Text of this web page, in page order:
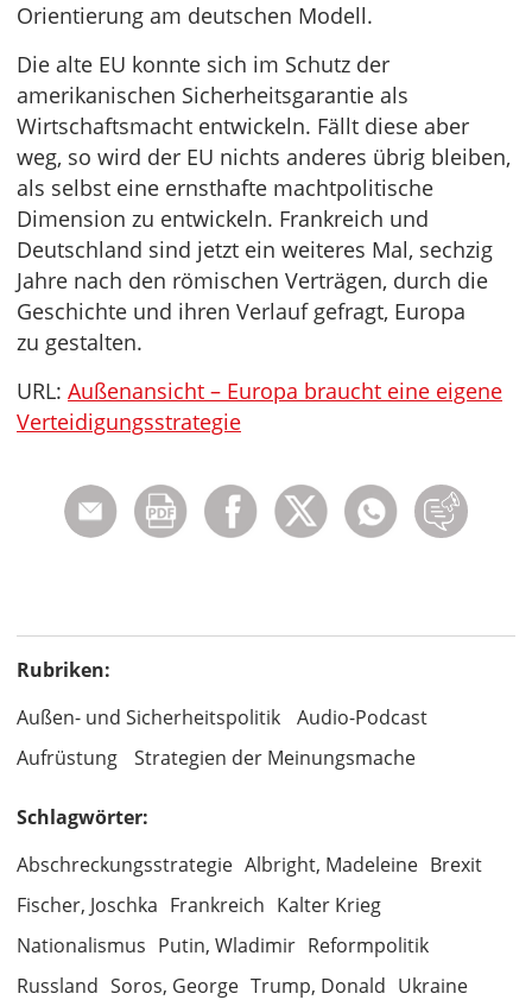
Orientierung am deutschen Modell.
Die alte EU konnte sich im Schutz der
amerikanischen Sicherheitsgarantie als
Wirtschaftsmacht entwickeln. Fällt diese aber
weg, so wird der EU nichts anderes übrig bleiben,
als selbst eine ernsthafte machtpolitische
Dimension zu entwickeln. Frankreich und
Deutschland sind jetzt ein weiteres Mal, sechzig
Jahre nach den römischen Verträgen, durch die
Geschichte und ihren Verlauf gefragt, Europa
zu gestalten.
URL: Außenansicht – Europa braucht eine eigene
Verteidigungsstrategie
Rubriken:
Außen- und Sicherheitspolitik
Audio-Podcast
Aufrüstung
Strategien der Meinungsmache
Schlagwörter:
Abschreckungsstrategie Albright, Madeleine Brexit
Fischer, Joschka Frankreich Kalter Krieg
Nationalismus Putin, Wladimir Reformpolitik
Russland Soros, George Trump, Donald Ukraine